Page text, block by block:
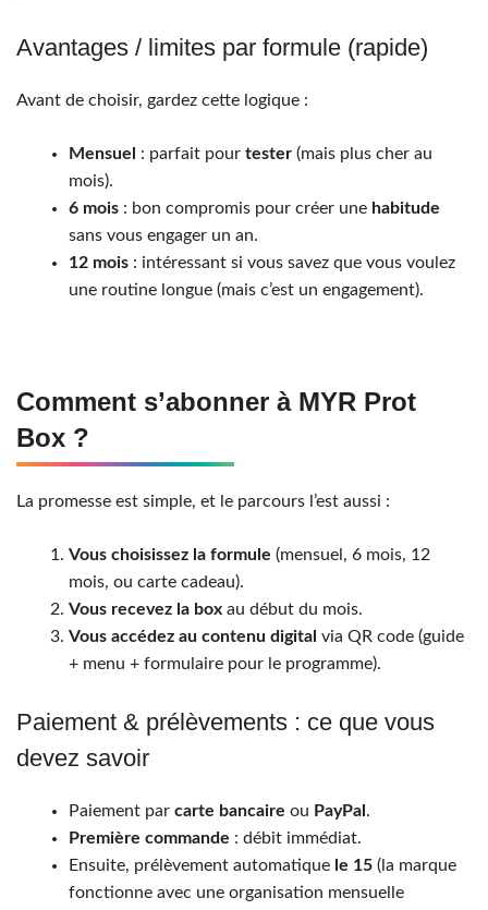
Avantages / limites par formule (rapide)
Avant de choisir, gardez cette logique :
Mensuel : parfait pour tester (mais plus cher au
mois).
6 mois : bon compromis pour créer une habitude
sans vous engager un an.
12 mois : intéressant si vous savez que vous voulez
une routine longue (mais c’est un engagement).
Comment s’abonner à MYR Prot
Box ?
La promesse est simple, et le parcours l’est aussi :
Vous choisissez la formule (mensuel, 6 mois, 12
mois, ou carte cadeau).
Vous recevez la box au début du mois.
Vous accédez au contenu digital via QR code (guide
+ menu + formulaire pour le programme).
Paiement & prélèvements : ce que vous
devez savoir
Paiement par carte bancaire ou PayPal .
Première commande : débit immédiat.
Ensuite, prélèvement automatique le 15 (la marque
fonctionne avec une organisation mensuelle